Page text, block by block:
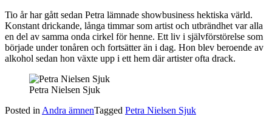
Tio år har gått sedan Petra lämnade showbusiness hektiska värld.
Konstant drickande, långa timmar som artist och utbrändhet var alla
en del av samma onda cirkel för henne. Ett liv i självförstörelse som
började under tonåren och fortsätter än i dag. Hon blev beroende av
alkohol sedan hon växte upp i ett hem där artister ofta drack.
Petra Nielsen Sjuk
Posted in Andra ämnenTagged Petra Nielsen Sjuk